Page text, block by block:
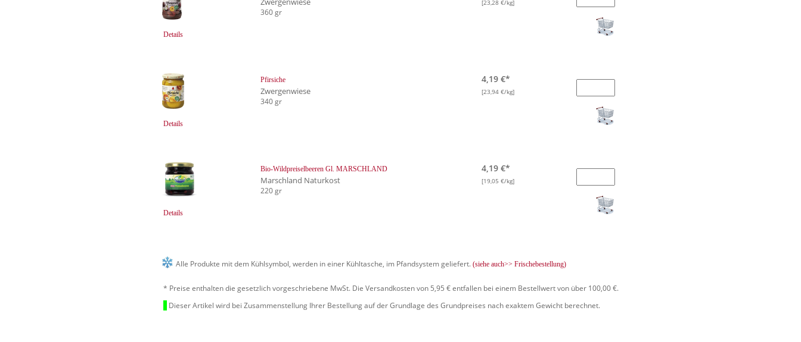
Details
360 gr
[23,28 €/kg]
Details
Pfirsiche
Zwergenwiese
340 gr
4,19 €*
[23,94 €/kg]
Details
Bio-Wildpreiselbeeren Gl. MARSCHLAND
Marschland Naturkost
220 gr
4,19 €*
[19,05 €/kg]
Alle Produkte mit dem Kühlsymbol, werden in einer Kühltasche, im Pfandsystem geliefert.(siehe auch>> Frischebestellung)
* Preise enthalten die gesetzlich vorgeschriebene MwSt. Die Versandkosten von 5,95 € entfallen bei einem Bestellwert von über 100,00 €.
Dieser Artikel wird bei Zusammenstellung Ihrer Bestellung auf der Grundlage des Grundpreises nach exaktem Gewicht berechnet.